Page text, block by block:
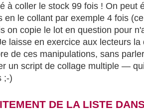
à coller le stock 99 fois ! On peut
en le collant par exemple 4 fois
on copie le lot en question pour
laisse en exercice aux lecteurs
de ces manipulations, sans
un script de collage multiple —
;-)
DE LA LISTE